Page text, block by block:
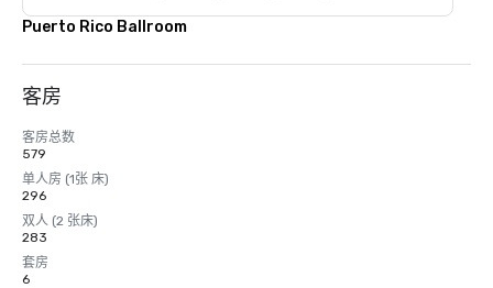
Puerto Rico Ballroom
客房
客房总数
579
单人房 (1张 床)
296
双人 (2 张床)
283
套房
6